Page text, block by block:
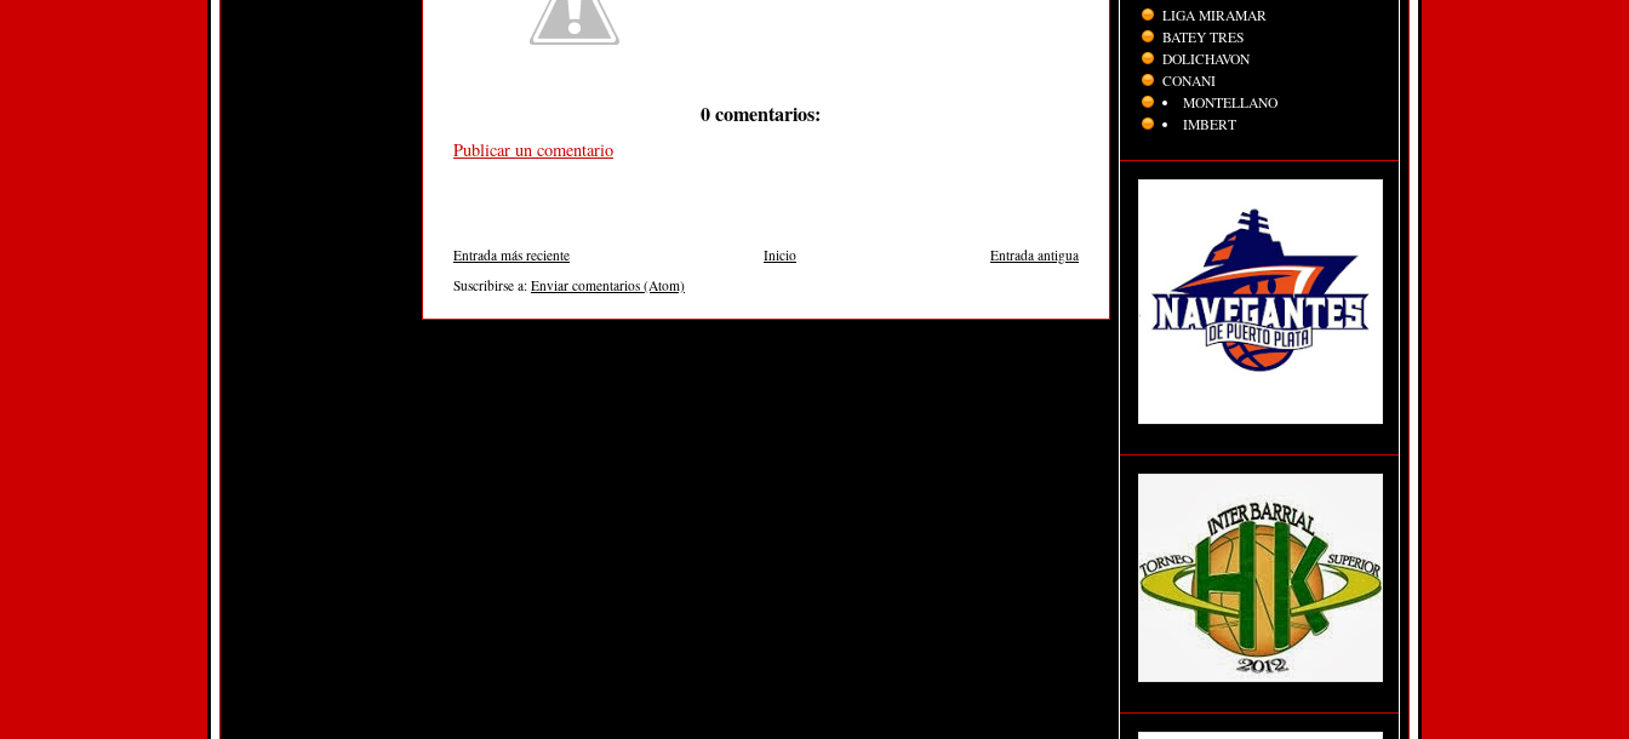
0 comentarios:
Publicar un comentario
Entrada más reciente Entrada antigua
Inicio
Suscribirse a: Enviar comentarios (Atom)
LIGA MIRAMAR
BATEY TRES
DOLICHAVON
CONANI
MONTELLANO
IMBERT